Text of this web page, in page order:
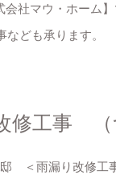
会社マウ・ホーム
ども承ります。
修工事 （
＜雨漏り改修工